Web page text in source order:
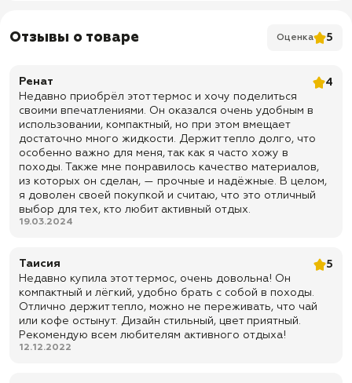
✅ Не боится вибраций
✅ Переносит легкие удары без нарушения герметичности колбы
✅ С винтовой пробкой с клапаном, крышкой и дополнительной
чашкой (объем 300 мл)
✅ Винтовая крышка оснащена клапаном для налива жидкостей
из термоса без снятия ее с горловины
✅ Оснащен удобной ручкой для переноски и пластиковым
донцем
✅ Гарантированное сохранение тепла в зимнее время (при
условии 100% наполнения): 6 часов 78С, через 12 часов 63С.
✅ Перед заливкой горячих напитков рекомендуется обдать
термос кипятком для равномерного прогрева внутренней
✅ После использования хорошо вымыть и просушить\
✅ Хранить термос лучше хорошо вымытым и со снятой пробкой
для предотвращения появления неприятного запаха
Отзывы о товаре Оценка 5
Ренат
4
Недавно приобрёл этот термос и хочу поделиться
своими впечатлениями. Он оказался очень удобным в
использовании, компактный, но при этом вмещает
достаточно много жидкости. Держит тепло долго, что
особенно важно для меня, так как я часто хожу в
походы. Также мне понравилось качество материалов,
из которых он сделан, — прочные и надёжные. В целом,
я доволен своей покупкой и считаю, что это отличный
выбор для тех, кто любит активный отдых.
19.03.2024
Таисия
5
Недавно купила этот термос, очень довольна! Он
компактный и лёгкий, удобно брать с собой в походы.
Отлично держит тепло, можно не переживать, что чай
или кофе остынут. Дизайн стильный, цвет приятный.
Рекомендую всем любителям активного отдыха!
12.12.2022